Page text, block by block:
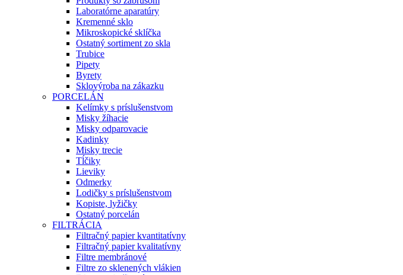
Laboratórne aparatúry
Kremenné sklo
Mikroskopické sklíčka
Ostatný sortiment zo skla
Trubice
Pipety
Byrety
Sklovýroba na zákazku
PORCELÁN
Kelímky s príslušenstvom
Misky žíhacie
Misky odparovacie
Kadinky
Misky trecie
Tĺčiky
Lieviky
Odmerky
Lodičky s príslušenstvom
Kopiste, lyžičky
Ostatný porcelán
FILTRÁCIA
Filtračný papier kvantitatívny
Filtračný papier kvalitatívny
Filtre membránové
Filtre zo sklenených vlákien